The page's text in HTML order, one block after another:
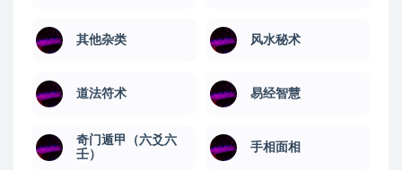
其他杂类 风水秘术
道法符术 易经智慧
奇门遁甲（六爻六
壬）
手相面相